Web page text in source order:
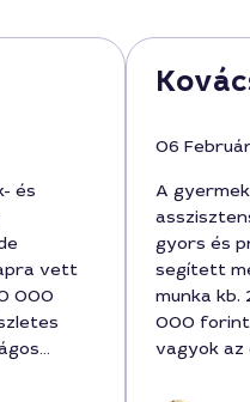
és
vett
000
06
A
gyors és
segített
munka kb.
000 forint
vagyok az